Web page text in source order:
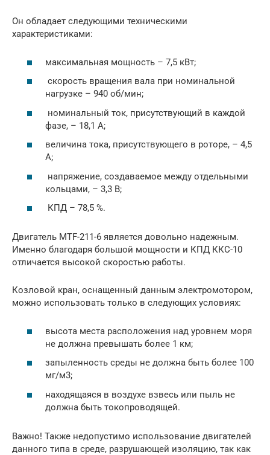
Он обладает следующими техническими
характеристиками:
максимальная мощность – 7,5 кВт;
скорость вращения вала при номинальной
нагрузке – 940 об/мин;
номинальный ток, присутствующий в каждой
фазе, – 18,1 А;
величина тока, присутствующего в роторе, – 4,5
А;
напряжение, создаваемое между отдельными
кольцами, – 3,3 В;
КПД – 78,5 %.
Двигатель MTF-211-6 является довольно надежным.
Именно благодаря большой мощности и КПД ККС-10
отличается высокой скоростью работы.
Козловой кран, оснащенный данным электромотором,
можно использовать только в следующих условиях:
высота места расположения над уровнем моря
не должна превышать более 1 км;
запыленность среды не должна быть более 100
мг/м3;
находящаяся в воздухе взвесь или пыль не
должна быть токопроводящей.
Важно! Также недопустимо использование двигателей
данного типа в среде, разрушающей изоляцию, так как